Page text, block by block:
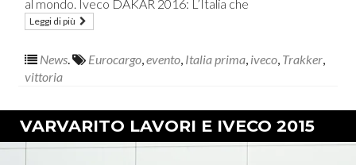
al mondo. Iveco DAKAR 2016: L’Italia che
Leggi di più
News. Eurocargo,evento, Italia prima, iveco, Trakker,
vittoria
VARVARITO LAVORI E IVECO 2015